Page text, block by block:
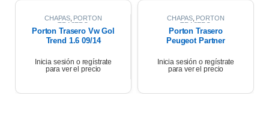
CHAPAS, PORTON
TRASERO
Porton Trasero Vw Gol
Trend 1.6 09/14
Inicia sesión o regístrate
para ver el precio
CHAPAS, PORTON
TRASERO
Porton Trasero
Peugeot Partner
2012
Inicia sesión o regístrate
para ver el precio